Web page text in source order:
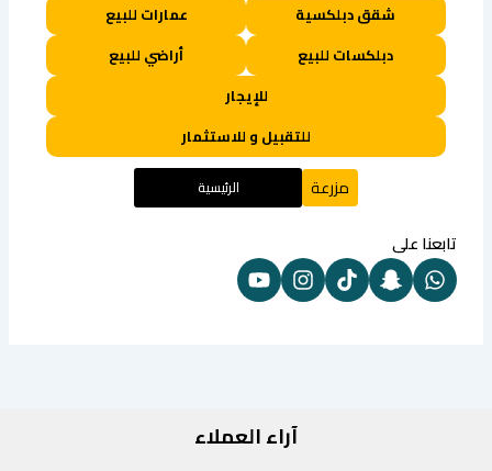
شقق دبلكسية
عمارات للبيع
دبلكسات للبيع
أراضي للبيع
للإيجار
للتقبيل و للاستثمار
مزرعة الرئيسية
تابعنا على
آراء العملاء